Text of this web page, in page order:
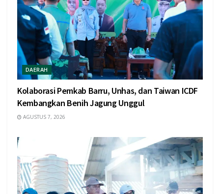
DAERAH
Kolaborasi Pemkab Barru, Unhas, dan Taiwan ICDF
Kembangkan Benih Jagung Unggul
AGUSTUS 7, 2026